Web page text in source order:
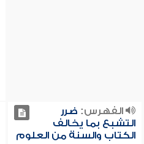
الفهرس: ضرر
التشبع بما يخالف
الكتاب والسنة من العلوم